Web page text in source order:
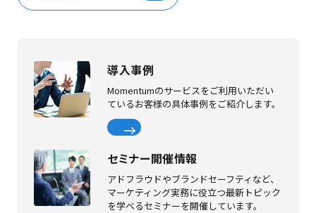
導入事例
Momentumのサービスをご利用いただい
ているお客様の具体事例をご紹介します。
セミナー開催情報
アドフラウドやブランドセーフティなど、
マーケティング実務に役立つ最新トピック
を学べるセミナーを開催しています。